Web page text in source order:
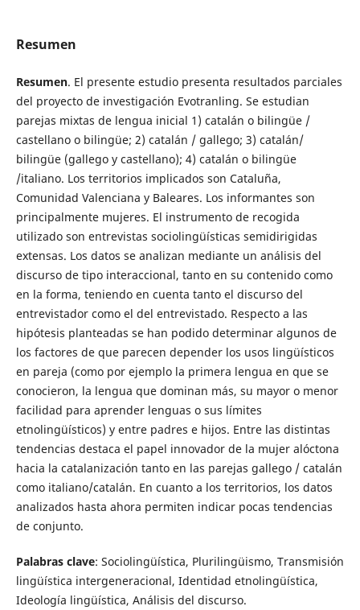
Resumen
Resumen. El presente estudio presenta resultados parciales
del proyecto de investigación Evotranling. Se estudian
parejas mixtas de lengua inicial 1) catalán o bilingüe /
castellano o bilingüe; 2) catalán / gallego; 3) catalán/
bilingüe (gallego y castellano); 4) catalán o bilingüe
/italiano. Los territorios implicados son Cataluña,
Comunidad Valenciana y Baleares. Los informantes son
principalmente mujeres. El instrumento de recogida
utilizado son entrevistas sociolingüísticas semidirigidas
extensas. Los datos se analizan mediante un análisis del
discurso de tipo interaccional, tanto en su contenido como
en la forma, teniendo en cuenta tanto el discurso del
entrevistador como el del entrevistado. Respecto a las
hipótesis planteadas se han podido determinar algunos de
los factores de que parecen depender los usos lingüísticos
en pareja (como por ejemplo la primera lengua en que se
conocieron, la lengua que dominan más, su mayor o menor
facilidad para aprender lenguas o sus límites
etnolingüísticos) y entre padres e hijos. Entre las distintas
tendencias destaca el papel innovador de la mujer alóctona
hacia la catalanización tanto en las parejas gallego / catalán
como italiano/catalán. En cuanto a los territorios, los datos
analizados hasta ahora permiten indicar pocas tendencias
de conjunto.
Palabras clave: Sociolingüística, Plurilingüismo, Transmisión
lingüística intergeneracional, Identidad etnolingüística,
Ideología lingüística, Análisis del discurso.